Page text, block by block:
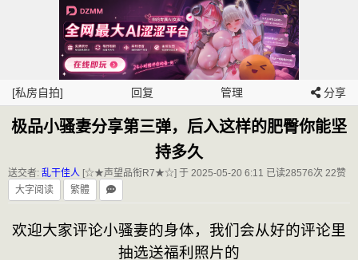
[私房自拍] 回复 管理 分享
极品小骚妻分享第三弹，后入这样的肥臀你能坚
持多久
送交者: 乱干佳人 [☆★声望品衔R7★☆] 于 2025-05-20 6:11 已读28576次 22赞
大字阅读
繁體
欢迎大家评论小骚妻的身体，我们会从好的评论里